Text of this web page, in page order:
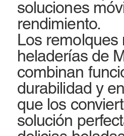
soluciones
rendimiento.
Los remolques
heladerías de
combinan
durabilidad y
que los
solución